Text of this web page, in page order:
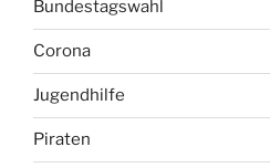
Bundestagswahl
Corona
Jugendhilfe
Piraten